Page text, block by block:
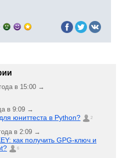
в 15:00 →
в 9:09 →
юниттеста в Python? 2
в 2:09 →
как получить GPG-ключ и
6